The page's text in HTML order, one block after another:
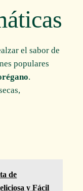
el sabor de
populares
.
de
y Fácil